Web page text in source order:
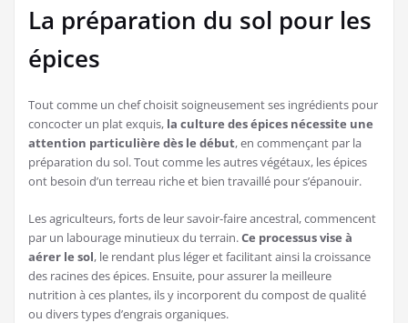
La préparation du sol pour les
épices
Tout comme un chef choisit soigneusement ses ingrédients pour
concocter un plat exquis, la culture des épices nécessite une
attention particulière dès le début, en commençant par la
préparation du sol. Tout comme les autres végétaux, les épices
ont besoin d’un terreau riche et bien travaillé pour s’épanouir.
Les agriculteurs, forts de leur savoir-faire ancestral, commencent
par un labourage minutieux du terrain.Ce processus vise à
aérer le sol, le rendant plus léger et facilitant ainsi la croissance
des racines des épices. Ensuite, pour assurer la meilleure
nutrition à ces plantes, ils y incorporent du compost de qualité
ou divers types d’engrais organiques.